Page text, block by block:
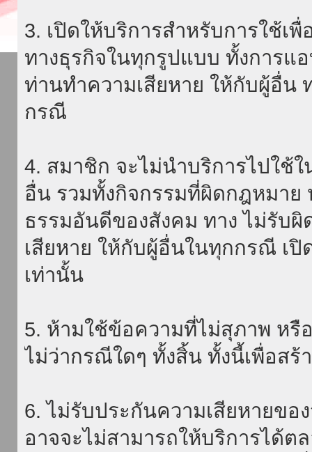
3. เปิดให้บริการสำหรับการใช้เ
ทางธุรกิจในทุกรูปแบบ ทั้งการแ
ท่านทำความเสียหาย ให้กับผู้อื่น
กรณี
4. สมาชิก จะไม่นำบริการไปใช้
อื่น รวมทั้งกิจกรรมที่ผิดกฎหมาย
ธรรมอันดีของสังคม ทาง ไม่รับ
เสียหาย ให้กับผู้อื่นในทุกกรณี เปิ
เท่านั้น
5. ห้ามใช้ข้อความที่ไม่สุภาพ หรื
ไม่ว่ากรณีใดๆ ทั้งสิ้น ทั้งนี้เพื่อสร้
6. ไม่รับประกันความเสียหายขอ
อาจจะไม่สามารถให้บริการได้ต